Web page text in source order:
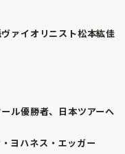
ァイオリニスト松本紘佳
ル優勝者、日本ツアーへ
ヨハネス・エッガー